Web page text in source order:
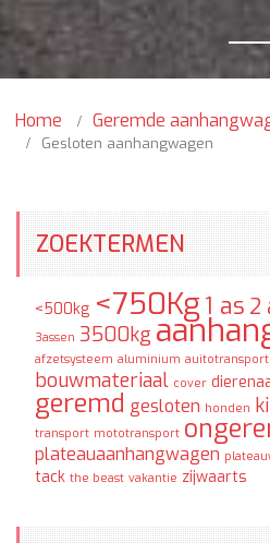
Home Geremde
Gesloten aanhangwagen
ZOEKTERMEN
<500kg <750Kg1 as 2
3assen 3500kg
afzetsysteem aluminium auitotransport
bouwmateriaal cover
geremd gesloten honden
transport mototransport
plateauaanhangwagen
tack the beast vakantie zijwaarts